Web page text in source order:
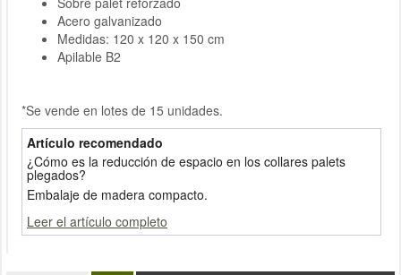
Acero galvanizado
Medidas: 120 x 120 x 150 cm
Apilable B2
*Se vende en lotes de 15 unidades.
Artículo recomendado
¿Cómo es la reducción de espacio en los collares palets
plegados?
Embalaje de madera compacto.
Leer el artículo completo